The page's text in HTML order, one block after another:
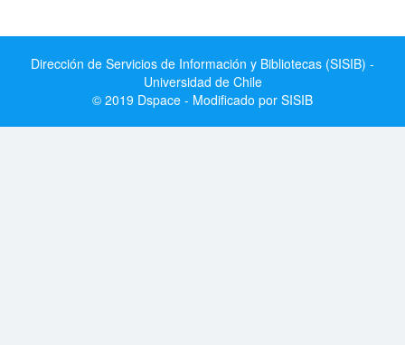
Dirección de Servicios de Información y Bibliotecas (SISIB) -
Universidad de Chile
© 2019 Dspace - Modificado por SISIB